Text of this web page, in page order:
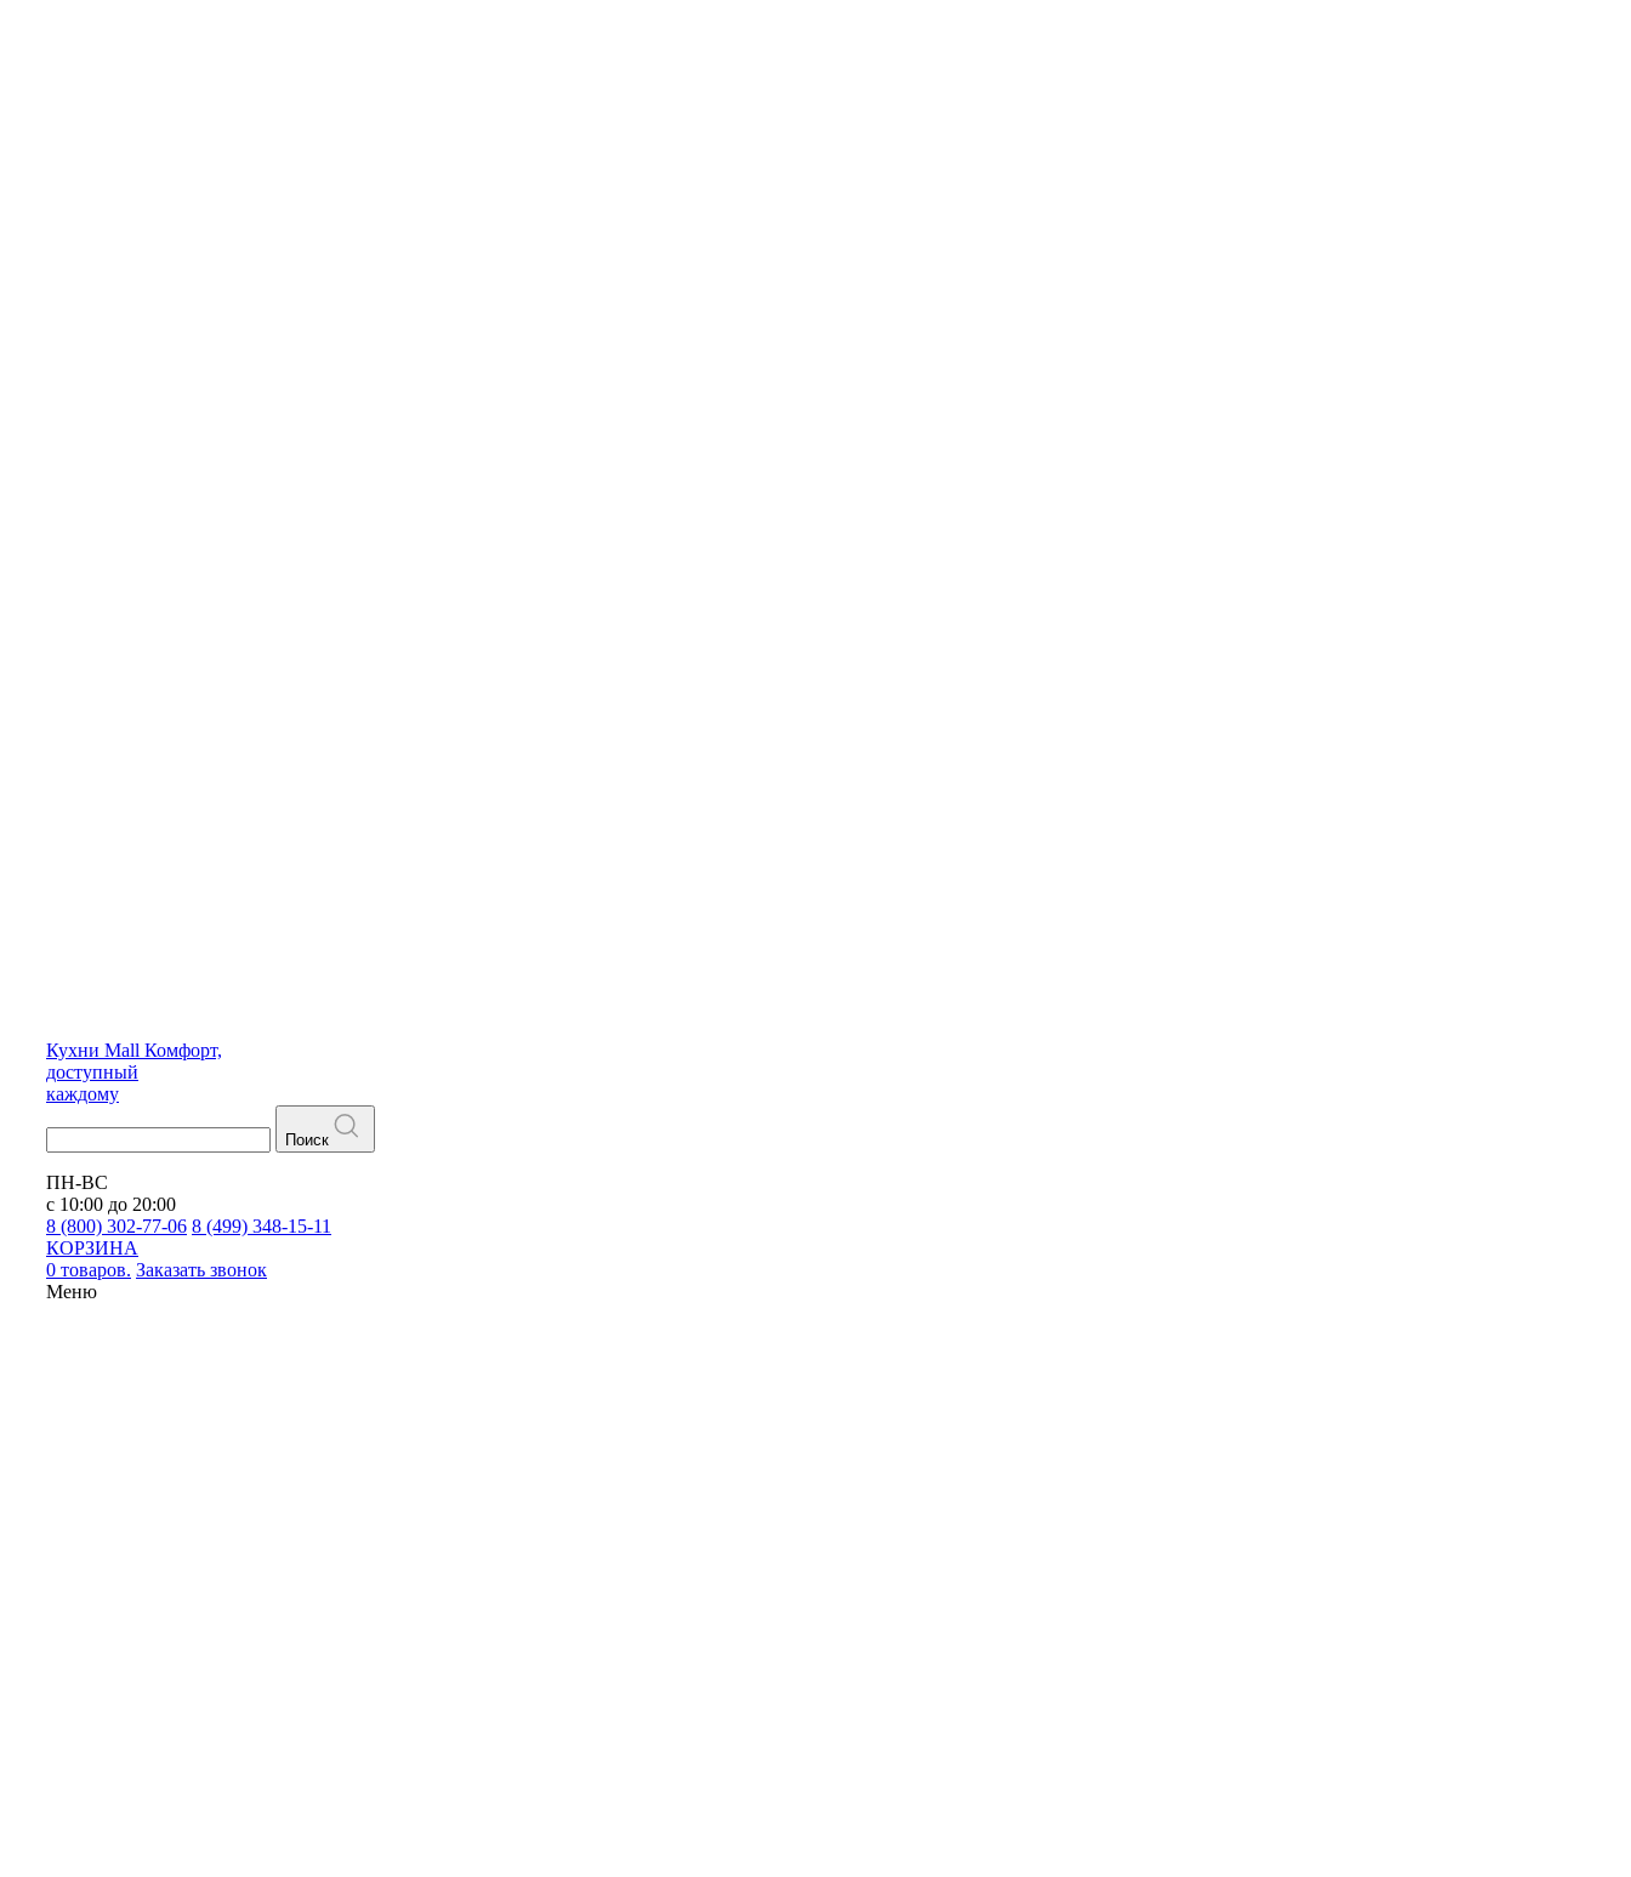
Кухни Mall Комфорт,
доступный
каждому
Поиск
ПН-ВС
с 10:00 до 20:00
8 (800) 302-77-06 8 (499) 348-15-11
КОРЗИНА
0 товаров. Заказать звонок
Меню